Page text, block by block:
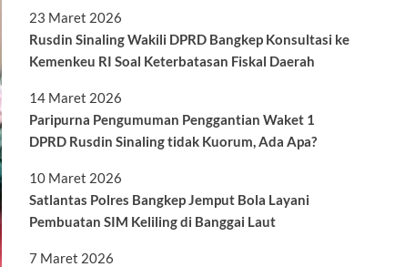
23 Maret 2026
Rusdin Sinaling Wakili DPRD Bangkep Konsultasi ke
Kemenkeu RI Soal Keterbatasan Fiskal Daerah
14 Maret 2026
Paripurna Pengumuman Penggantian Waket 1
DPRD Rusdin Sinaling tidak Kuorum, Ada Apa?
10 Maret 2026
Satlantas Polres Bangkep Jemput Bola Layani
Pembuatan SIM Keliling di Banggai Laut
7 Maret 2026